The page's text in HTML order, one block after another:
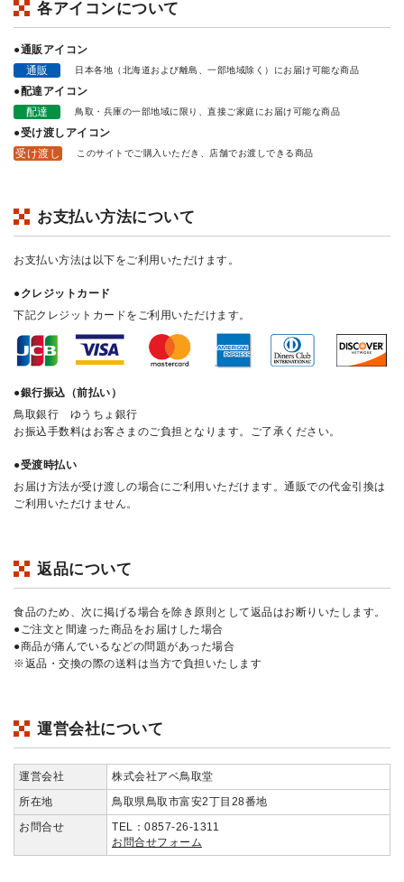
各アイコンについて
●通販アイコン
通販
日本各地（北海道および離島、一部地域除く）にお届け可能な商品
●配達アイコン
配達
鳥取・兵庫の一部地域に限り、直接ご家庭にお届け可能な商品
●受け渡しアイコン
受け渡し
このサイトでご購入いただき、店舗でお渡しできる商品
お支払い方法について
お支払い方法は以下をご利用いただけます。
●クレジットカード
下記クレジットカードをご利用いただけます。
●銀行振込（前払い）
鳥取銀行 ゆうちょ銀行
お振込手数料はお客さまのご負担となります。ご了承ください。
●受渡時払い
お届け方法が受け渡しの場合にご利用いただけます。通販での代金引換は
ご利用いただけません。
返品について
食品のため、次に掲げる場合を除き原則として返品はお断りいたします。
●ご注文と間違った商品をお届けした場合
●商品が痛んでいるなどの問題があった場合
※返品・交換の際の送料は当方で負担いたします
運営会社について
運営会社
株式会社アベ鳥取堂
所在地
鳥取県鳥取市富安2丁目28番地
お問合せ
TEL：0857-26-1311
お問合せフォーム